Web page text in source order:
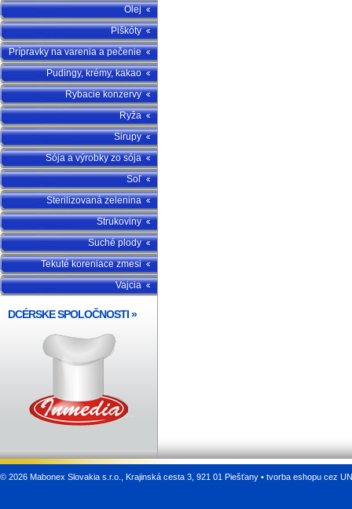
Olej
Piškóty
Prípravky na varenia a pečenie
Pudingy, krémy, kakao
Rybacie konzervy
Ryža
Sirupy
Sója a výrobky zo sója
Soľ
Sterilizovaná zelenina
Strukoviny
Suché plody
Tekuté koreniace zmesi
Vajcia
DCÉRSKE SPOLOČNOSTI»
© 2026 Mabonex Slovakia s.r.o., Krajinská cesta 3, 921 01 Piešťany • tvorba eshopu cez